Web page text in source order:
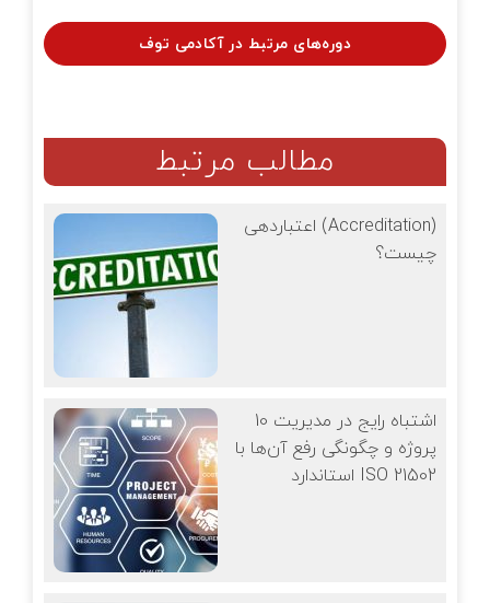
دوره‌های مرتبط در آکادمی توف
مطالب مرتبط
اعتباردهی (Accreditation)
چیست؟
10 اشتباه رایج در مدیریت
پروژه و چگونگی رفع آن‌ها با
استاندارد ISO 21502